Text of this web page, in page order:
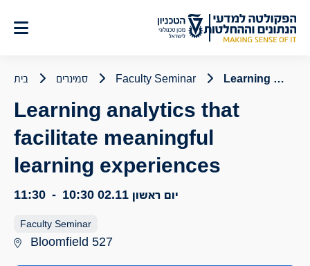
לתוכן
בית סמינרים Faculty Seminar Learning analytics that facilitate meaningful learning experiences
Learning analytics that
facilitate meaningful
learning experiences
יום ראשון 02.11 10:30
-
11:30
Faculty Seminar
Bloomfield 527